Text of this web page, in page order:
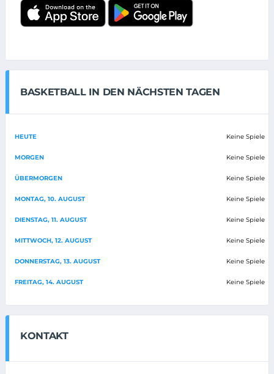
BASKETBALL IN DEN NÄCHSTEN TAGEN
HEUTE Keine Spiele
MORGEN Keine Spiele
ÜBERMORGEN Keine Spiele
MONTAG, 10. AUGUST Keine Spiele
DIENSTAG, 11. AUGUST Keine Spiele
MITTWOCH, 12. AUGUST Keine Spiele
DONNERSTAG, 13. AUGUST Keine Spiele
FREITAG, 14. AUGUST Keine Spiele
KONTAKT